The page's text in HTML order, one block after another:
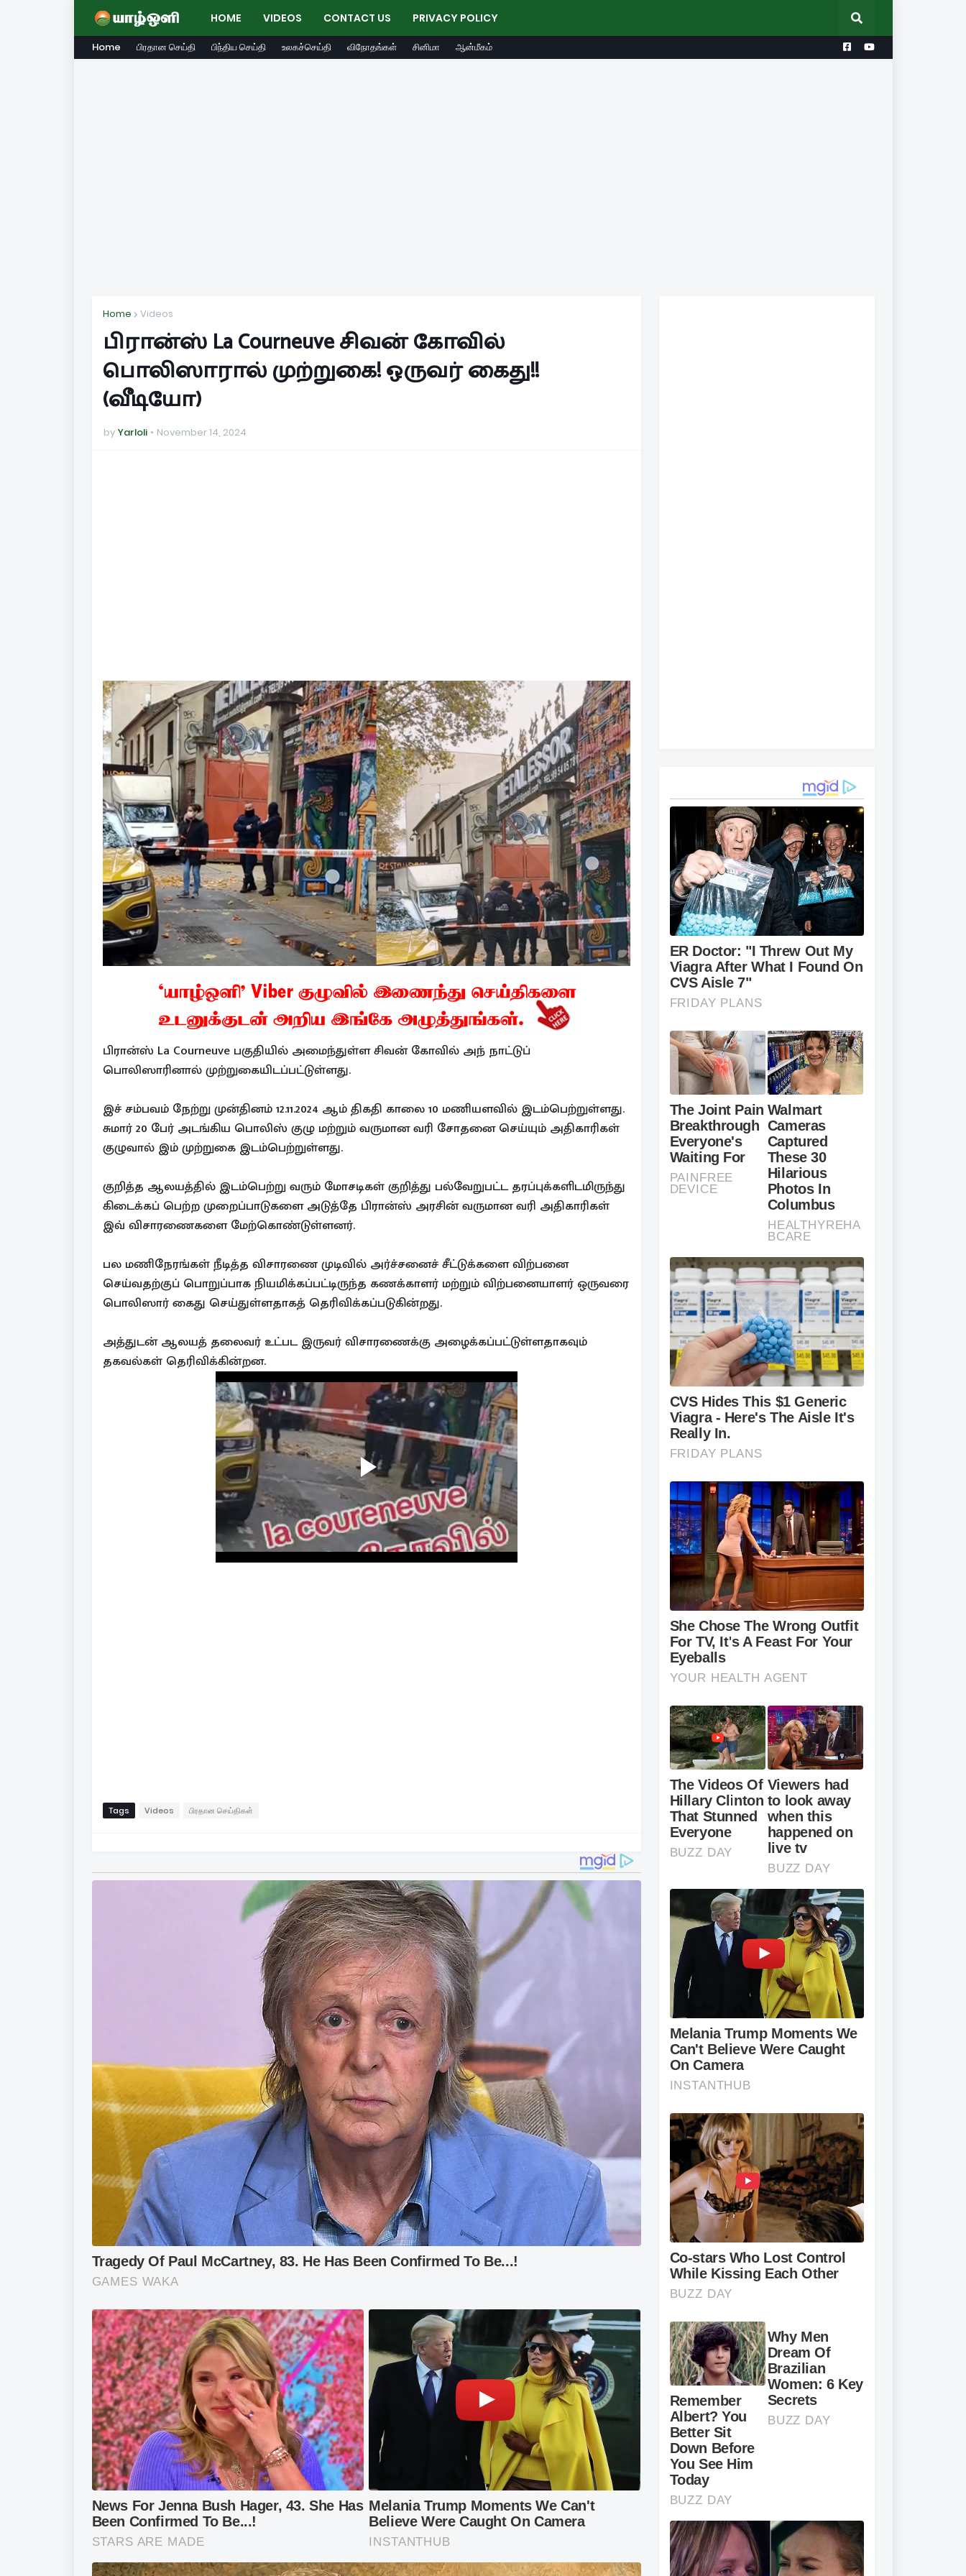
HOME VIDEOS CONTACT US PRIVACY POLICY
Home பிரதான செய்தி பிந்திய செய்தி உலகச்செய்தி விநோதங்கள் சினிமா ஆன்மீகம்
Home Videos
பிரான்ஸ் La Courneuve சிவன் கோவில்
பொலிஸாரால் முற்றுகை! ஒருவர் கைது!!
(வீடியோ)
by Yarloli November 14, 2024
பிரான்ஸ் La Courneuve பகுதியில் அமைந்துள்ள சிவன் கோவில் அந் நாட்டுப்
பொலிஸாரினால் முற்றுகையிடப்பட்டுள்ளது.
இச் சம்பவம் நேற்று முன்தினம் 12.11.2024 ஆம் திகதி காலை 10 மணியளவில் இடம்பெற்றுள்ளது.
சுமார் 20 பேர் அடங்கிய பொலிஸ் குழு மற்றும் வருமான வரி சோதனை செய்யும் அதிகாரிகள்
குழுவால் இம் முற்றுகை இடம்பெற்றுள்ளது.
குறித்த ஆலயத்தில் இடம்பெற்று வரும் மோசடிகள் குறித்து பல்வேறுபட்ட தரப்புக்களிடமிருந்து
கிடைக்கப் பெற்ற முறைப்பாடுகளை அடுத்தே பிரான்ஸ் அரசின் வருமான வரி அதிகாரிகள்
இவ் விசாரணைகளை மேற்கொண்டுள்ளனர்.
பல மணிநேரங்கள் நீடித்த விசாரணை முடிவில் அர்ச்சனைச் சீட்டுக்களை விற்பனை
செய்வதற்குப் பொறுப்பாக நியமிக்கப்பட்டிருந்த கணக்காளர் மற்றும் விற்பனையாளர் ஒருவரை
பொலிஸார் கைது செய்துள்ளதாகத் தெரிவிக்கப்படுகின்றது.
அத்துடன் ஆலயத் தலைவர் உட்பட இருவர் விசாரணைக்கு அழைக்கப்பட்டுள்ளதாகவும்
தகவல்கள் தெரிவிக்கின்றன.
Tags Videos பிரதான செய்திகள்